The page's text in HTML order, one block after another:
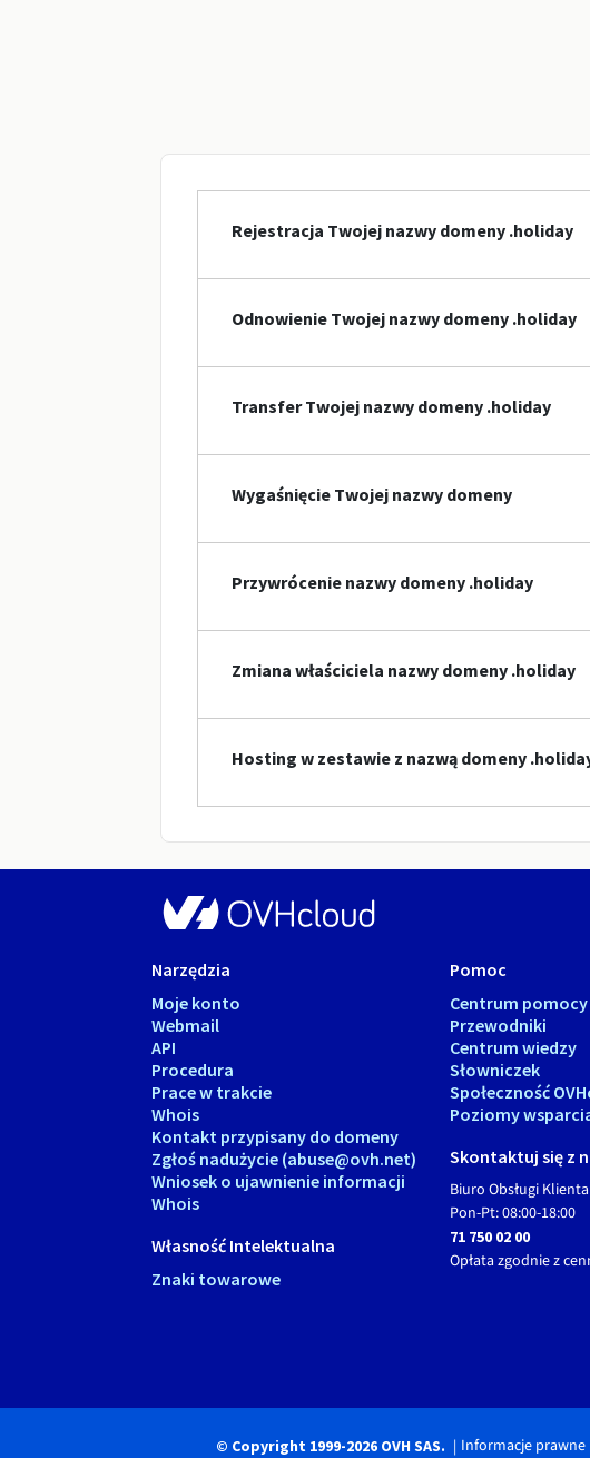
Rejestracja Twojej nazwy domeny .holiday
Odnowienie Twojej nazwy domeny .holiday
Transfer Twojej nazwy domeny .holiday
Wygaśnięcie Twojej nazwy domeny
Przywrócenie nazwy domeny .holiday
Zmiana właściciela nazwy domeny .holiday
Hosting w zestawie z nazwą domeny
Narzędzia
Moje konto
Webmail
API
Procedura
Prace w trakcie
Whois
Kontakt przypisany do domeny
Zgłoś nadużycie (abuse@ovh.net)
Wniosek o ujawnienie informacji
Whois
Własność Intelektualna
Znaki towarowe
Pomoc
Centrum pomocy
Przewodniki
Centrum wiedzy
Słowniczek
Społeczność
Poziomy
Skontaktuj się z
Biuro Obsługi Klienta
Pon-Pt: 08:00-18:00
71 750 02 00
Opłata zgodnie z
© Copyright 1999-2026 OVH SAS. Informacje prawne